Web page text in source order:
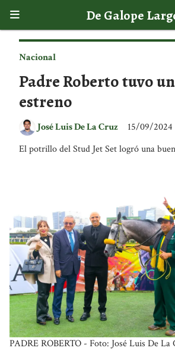
De Galope
Padre Roberto tuvo
estreno
El potrillo del Stud Jet Set logró una
Nacional
15/09/2024
José Luis De La Cruz
PADRE ROBERTO - Foto: José Luis De La